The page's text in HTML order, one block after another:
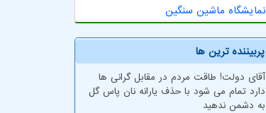
نمایشگاه ماشین سنگین
پربیننده ترین ها
آقای دولت! طاقت مردم در مقابل گرانی ها
دارد تمام می شود با حذف یارانه نان پاس گل
به دشمن ندهید